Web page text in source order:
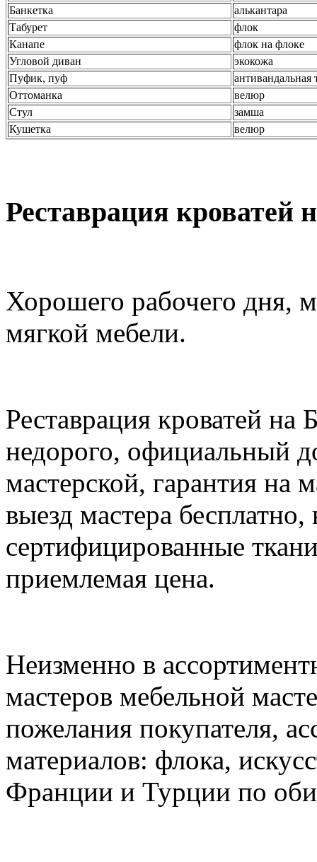
Банкетка
алькантара
Табурет
флок
Канапе
флок на флоке
Угловой диван
экокожа
Пуфик, пуф
антивандальная
Оттоманка
велюр
Стул
замша
Кушетка
велюр
Реставрация кроватей
Хорошего рабочего дня,
мягкой мебели.
Реставрация кроватей на
недорого, официальный
мастерской, гарантия на
выезд мастера
сертифицированные
приемлемая цена.
Неизменно в
мастеров мебельной
пожелания покупателя,
материалов: флока,
Франции и Турции по